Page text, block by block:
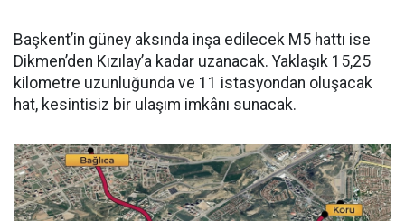
Başkent’in güney aksında inşa edilecek M5 hattı ise
Dikmen’den Kızılay’a kadar uzanacak. Yaklaşık 15,25
kilometre uzunluğunda ve 11 istasyondan oluşacak
hat, kesintisiz bir ulaşım imkânı sunacak.